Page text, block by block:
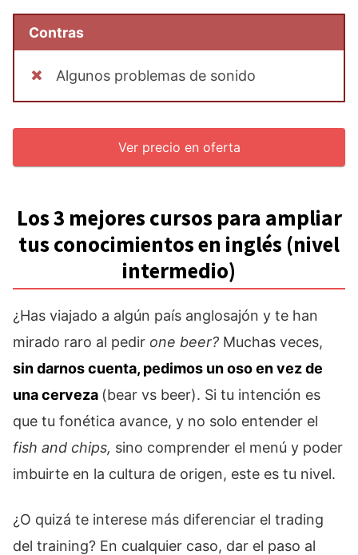
Contras
Algunos problemas de sonido
Ver precio en oferta
Los 3 mejores cursos para ampliar
tus conocimientos en inglés (nivel
intermedio)
¿Has viajado a algún país anglosajón y te han
mirado raro al pedir one beer? Muchas veces,
sin darnos cuenta, pedimos un oso en vez de
una cerveza (bear vs beer). Si tu intención es
que tu fonética avance, y no solo entender el
fish and chips, sino comprender el menú y poder
imbuirte en la cultura de origen, este es tu nivel.
¿O quizá te interese más diferenciar el trading
del training? En cualquier caso, dar el paso al